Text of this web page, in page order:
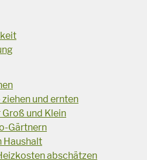
und ernten
und Klein
Gärtnern
Haushalt
abschätzen